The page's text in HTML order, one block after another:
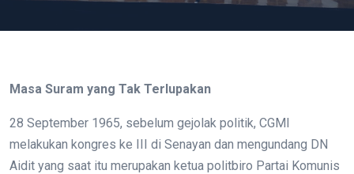
Masa Suram yang Tak Terlupakan
28 September 1965, sebelum gejolak politik, CGMI
melakukan kongres ke III di Senayan dan mengundang DN
Aidit yang saat itu merupakan ketua politbiro Partai Komunis